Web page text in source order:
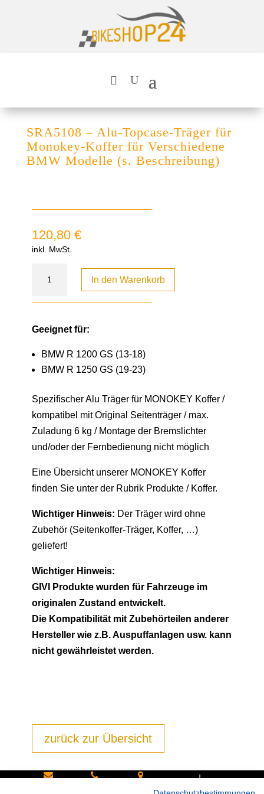
SRA5108 – Alu-Topcase-Träger für
Monokey-Koffer für Verschiedene
BMW Modelle (s. Beschreibung)
120,80 €
inkl. MwSt.
In den Warenkorb
Geeignet für:
BMW R 1200 GS (13-18)
BMW R 1250 GS (19-23)
Spezifischer Alu Träger für MONOKEY Koffer /
kompatibel mit Original Seitenträger / max.
Zuladung 6 kg / Montage der Bremslichter
und/oder der Fernbedienung nicht möglich
Eine Übersicht unserer MONOKEY Koffer
finden Sie unter der Rubrik Produkte / Koffer.
Wichtiger Hinweis: Der Träger wird ohne
Zubehör (Seitenkoffer-Träger, Koffer, …)
geliefert!
Wichtiger Hinweis:
GIVI Produkte wurden für Fahrzeuge im
originalen Zustand entwickelt.
Die Kompatibilität mit Zubehörteilen anderer
Hersteller wie z.B. Auspuffanlagen usw. kann
nicht gewährleistet werden.
zurück zur Übersicht
|